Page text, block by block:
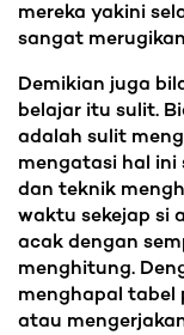
mereka yakini
sangat
Demikian juga
belajar itu sulit.
adalah sulit
mengatasi hal ini
dan teknik
waktu sekejap si
acak dengan
menghitung.
menghapal tabel
atau